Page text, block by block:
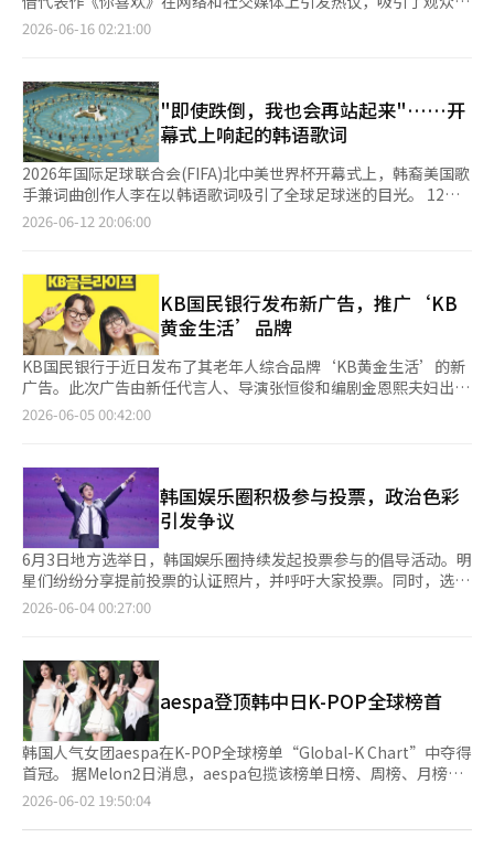
出及周边商品销售均保持良好增长，但随着“限韩令”解除预期减
弱，娱乐板块股价依然持续低迷。 不过，市场普遍认为，在当前
下NCT WISH、Hearts2Hearts，JYP娱乐旗下NMIXX、KickFlip，
以及YG娱乐旗下BABYMONSTER、TREASURE等新生代艺人的成
长表现，将成为未来推动股价修复的重要因素。
庆体验。 被誉为“WATERBOMB鼻祖”的全罗南道长兴水节也将
于25日拉开帷幕，为期9天，持续至8月2日。长兴水节是韩国文化
庆”活动之一，将获得2026年度2.5亿韩元（约合人民币115万
元）专项资金支持，用于开发面向外籍游客的体验项目、改善旅游
接待环境等。今年的长兴水节也是入选“预备全球节庆”后首次举
办。 本届长兴水节将推出覆盖整个会场的大型水枪、水炮大战、
团队竞技和街头巡游等特色活动，游客还可体验徒手捕捉鳗鱼、鲶
鱼等“黄金捕鱼”活动，以及香蕉船、水上滑梯等水上娱乐项目。
夜间则将开放“星光月光青年区”“水光夜市”和灯光主
题“Water Light ON”区域。活动后期还将举行摇滚音乐节以及
释道：“aespa的北美和欧洲巡演更注重在西方市场的品牌扩展和
营销，而非立即的盈利。” 她还表示：“第四季度新男团SMTR25
可见性的催化剂。”并指出：“应关注明年将全面展开的投资回收
期，而非短期业绩。”※ 本报道经人工智能（AI）系统翻译与编
辑。
关注。观众们不仅仅停留在观看电影，还开始听角色的歌曲，参与
舞蹈组合“三角形”在20年后重新崛起的故事。吴政世在片中饰演
的“情歌王子”崔成坤演唱了代表作《你喜欢》。虽然在电影中
是“三角形”的对手，但在现实中却成为了最受观众欢迎的角色。
反响从数据中可见一斑。6月2日下午6点发布的《你喜欢》音乐视
频，截至6月15日上午10点已获得229万次观看。该曲的舞台剪辑
达到了160万次观看，而1小时循环播放的视频也超过了24万次。
这一反应超越了简单的原声带消费，观众们以真实歌手的方式享受
电影中的角色。社交媒体上，《你喜欢》挑战活动正在进行。演员
基周、P.O、柳承秀、金善浩等同事演员也纷纷参与。包括aespa
的冬季、MONSTA X的基贤、Boynextdoor的泰山、STAYC的秀敏
等K-pop偶像，以及歌手、舞蹈家、主持人、厨师、棒球运动员等
各领域的参与者络绎不绝。在这一过程中，“崔成坤”不仅是一个
简单的角色，而是成为了一个粉丝文化的象征。电影中的粉丝
名“坤队”在社交媒体上如游戏般传播，吴政世也以“崔成坤”的
形象积极参与。他不仅参加了“无物时间”的采访，还与Risen
Jenna一起展示了“Boompala”挑战，增强了角色的现实感。观
成坤”的活动，这种构成引发了观众的沉浸感。乐天娱乐的相关人
士在接受采访时表示：“《狂野之声》不仅仅是一部电影，而是希
望观众能够在影院之外持续享受和消费角色及其世界观，因此我们
设立了多种接触点。”他还表示：“在崔成坤的线下粉丝见面会
上，观众们如同与真实艺术家见面一样，跨越了电影与现实的界
限，令我们感到非常欣慰。”在音乐排行榜上也出现了有趣的结
果。根据Melon HOT100排行榜（截至6月9日下午2点），崔成坤
的《你喜欢》排名第34位。特别是与电影中设定的连续39周保持
第二”的崔成坤在现实排行榜上超越了对手。线下的世界观扩展也
在继续。6月13日，为庆祝崔成坤的生日而举行的“成坤诞辰
日”特别放映会和舞台问候活动全场售罄。吴政世身着崔成坤的发
型和服装出现在影院，并演唱《你喜欢》，引发观众的热烈欢呼。
身穿粉色物品的观众们也齐声合唱，并准备了应援横幅，反应几乎
如同真实的粉丝见面会。这一趋势展示了电影角色在作品之外的再
消费方式。过去，电影中的歌曲往往局限于原声带或宣传内容，而
2026-06-16 02:21:00
"即使跌倒，我也会再站起来"……开
幕式上响起的韩语歌词
2026年国际足球联合会(FIFA)北中美世界杯开幕式上，韩裔美国歌
手兼词曲创作人李在以韩语歌词吸引了全球足球迷的目光。 12日
（韩国时间）在墨西哥城的阿斯特卡体育场举行的2026北中美世
别是李在在演出中深情演唱了“即使跌倒，我也会再站起来”的韩
语歌词，赢得了超过8万7000名观众的热烈回应。韩语在世界杯开
幕式上响起，现场气氛更加热烈。 FIFA此前通过官方社交媒体发
布了安德烈·波切利、李在、戴维·盖塔和梅根·西·斯塔利昂参
与的官方主题曲《DNA》。李在在歌曲的后半部分演唱了韩语歌
词，展现了他的存在感。 李在是一位活跃于K-pop界的韩裔美国
歌手。他参与了多个K-pop艺术家的歌曲创作，包括TWICE、Red
Velvet、aespa和NMIXX等，并参与了去年发布的Netflix动画《K-
了成功，使李在的名字在世界音乐市场上广为人知。这首歌登上了
美国Billboard主流单曲榜《Hot 100》的榜首，并在美国金球奖颁
奖典礼上获得了最佳主题曲奖，引起了广泛关注。 因此，韩裔艺
术家在世界杯开幕式上演唱官方主题曲的案例已是第二次。早在
2022年卡塔尔世界杯开幕式上，防弹少年团（BTS）成员郑国曾
演唱官方主题曲《Dreamers》，引起了全球粉丝的关注。 此外，
由美国、墨西哥和加拿大三国共同举办的本届比赛，将根据主办国
进行开幕庆祝演出。美国开幕式上，BLACKPINK成员Lisa的出演
2026-06-12 20:06:00
KB国民银行发布新广告，推广‘KB
黄金生活’品牌
KB国民银行于近日发布了其老年人综合品牌‘KB黄金生活’的新
广告。此次广告由新任代言人、导演张恒俊和编剧金恩熙夫妇出
演，温暖地讲述了他们从艰难岁月走到现在的故事，传达出“与
与客户的生活和人生旅程产生共鸣，也展现了品牌未来的发展方
向。广告中包含了‘KB黄金生活全方位关怀解决方案’，提供以
下服务：△全国营业网点的老年人专业咨询及全方位关怀服务；△
基于客户需求的稳定退休资产管理解决方案，如退休金等定制化养
老金产品；△包括遗嘱和继承功能的信托产品及赠与计划咨询服
务，提供个性化资产继承咨询；△提供与居住、照护、养老相关的
老年生活信息等，涵盖客户的生命周期，从资产管理到退休规划、
继承与赠与、照护和养老等服务。广告分为夫妇篇、国民导演张恒
布。KB国民银行相关人士表示：“希望KB黄金生活能成为像张恒
俊导演和金恩熙作家夫妇一样，陪伴客户共同创造全盛期的坚实伙
伴，并将继续扩大服务，以促进老年客户更富裕的生活。”此外，
KB国民银行还聘请了偶像团体aespa（2021年）、Hearts to
Hearts（2025年8月）、演员朴恩斌（自2023年3月起担任代言
人）和秋英宇（2025年3月）等，进一步巩固了其可信赖的品牌形
象。※ 本报道经人工智能（AI）系统翻译与编辑。
2026-06-05 00:42:00
韩国娱乐圈积极参与投票，政治色彩
引发争议
6月3日地方选举日，韩国娱乐圈持续发起投票参与的倡导活动。明
星们纷纷分享提前投票的认证照片，并呼吁大家投票。同时，选举
期间社交媒体(SNS)的帖子和服装颜色引发的政治色彩解读争议也
于当天前往首尔龙山区汉南洞第三投票所投票。演员苏有珍、尹钟
勋、广播人张成奎、音乐剧演员金素贤与孙俊浩夫妇，以及演员晋
泰贤与朴诗恩夫妇也公开了在投票所和投票印章的照片，宣布参与
投票。他们留言称：“投票完成”、“大家都去投票吧”、“珍贵
的一票请告诉大家”等，鼓励选民参与投票。在提前投票期间，娱
乐圈的参与活动也在继续。歌手李承焕、演员金圭利、歌手兼演员
河莉秀等于上个月29日和30日在个人社交媒体上发布了提前投票
的认证照片。组合CORTIS的马丁与周勋，以及组合IF I的元华妍、
泰琳、拉希、卡西亚也参与了提前投票并公开了认证照片。特别是
2026-06-04 00:27:00
aespa登顶韩中日K-POP全球榜首
韩国人气女团aespa在K-POP全球榜单“Global-K Chart”中夺得
首冠。 据Melon2日消息，aespa包揽该榜单日榜、周榜、月榜三
项冠军。“Global-K Chart”由韩国音乐平台Melon与中国QQ音
中、日三大K-POP核心消费市场的平台数据为基础，除播放量外，
2026-06-02 19:50:04
页